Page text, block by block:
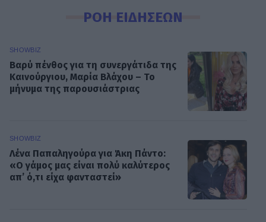
ΡΟΗ ΕΙΔΗΣΕΩΝ
SHOWBIZ
Βαρύ πένθος για τη συνεργάτιδα της
Καινούργιου, Μαρία Βλάχου – Το
μήνυμα της παρουσιάστριας
SHOWBIZ
Λένα Παπαληγούρα για Άκη Πάντο:
«Ο γάμος μας είναι πολύ καλύτερος
απ’ ό,τι είχα φανταστεί»